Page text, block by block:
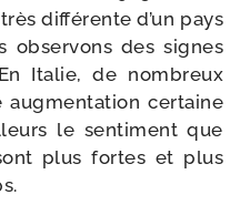
dif­fé­rente d’un pays
obser­vons des signes
Italie, de nom­breux
aug­men­ta­tion cer­taine
le sen­ti­ment que
plus fortes et plus